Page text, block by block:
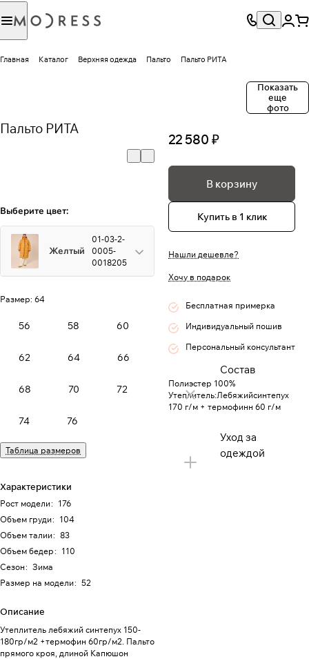
Главная Каталог Верхняя одежда Пальто Пальто РИТА
Показать
еще
фото
Пальто РИТА
Выберите цвет:
Желтый
01-03-2-
0005-
0018205
Размер: 64
56 58 60
62 64 66
68 70 72
74 76
Таблица размеров
Характеристики
Рост модели: 176
Объем груди: 104
Объем талии: 83
Объем бедер: 110
Сезон: Зима
Размер на модели: 52
Описание
Утеплитель лебяжий синтепух 150-
180гр/м2 +термофин 60гр/м2. Пальто
прямого кроя, длиной Капюшон
22 580 ₽
В корзину
Купить в 1 клик
Нашли дешевле?
Хочу в подарок
Бесплатная примерка
Индивидуальный пошив
Персональный консультант
Состав
Полиэстер 100%
Утеплитель:Лебяжийсинтепух
170 г/м + термофинн 60 г/м
Уход за
одеждой